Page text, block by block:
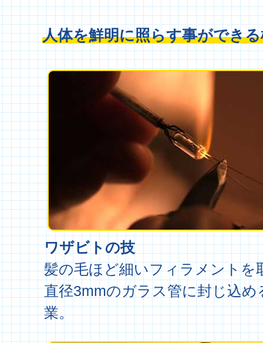
人体を鮮明に照らす事ができ
ワザビトの技
髪の毛ほど細いフィラメントを
直径3mmのガラス管に封じ込め
業。